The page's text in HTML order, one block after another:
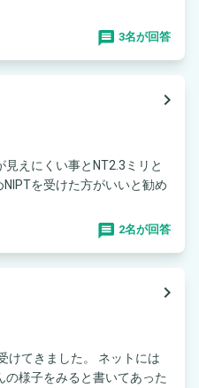
3名が回答
navigate_next
えにくい事とNT2.3ミリと
を受けた方がいいと勧め
2名が回答
navigate_next
けてきました。 ネットには
様子をみると書いてあった